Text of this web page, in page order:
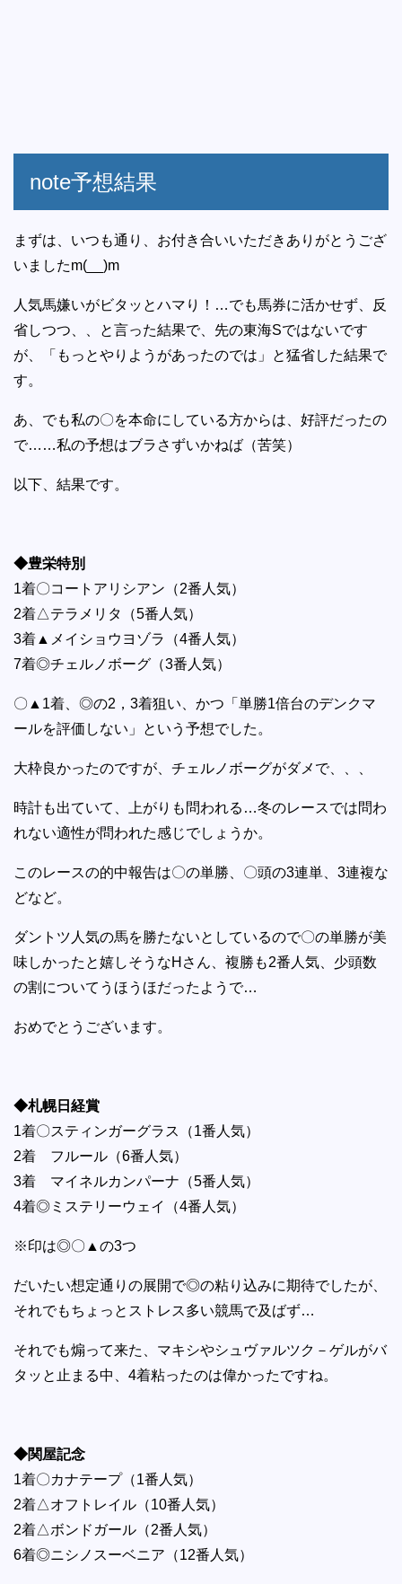
note予想結果
まずは、いつも通り、お付き合いいただきありがとうござ
いましたm(__)m
人気馬嫌いがビタッとハマり！…でも馬券に活かせず、反
省しつつ、、と言った結果で、先の東海Sではないです
が、「もっとやりようがあったのでは」と猛省した結果で
す。
あ、でも私の〇を本命にしている方からは、好評だったの
で……私の予想はブラさずいかねば（苦笑）
以下、結果です。
◆豊栄特別
1着〇コートアリシアン（2番人気）
2着△テラメリタ（5番人気）
3着▲メイショウヨゾラ（4番人気）
7着◎チェルノボーグ（3番人気）
〇▲1着、◎の2，3着狙い、かつ「単勝1倍台のデンクマ
ールを評価しない」という予想でした。
大枠良かったのですが、チェルノボーグがダメで、、、
時計も出ていて、上がりも問われる…冬のレースでは問わ
れない適性が問われた感じでしょうか。
このレースの的中報告は〇の単勝、〇頭の3連単、3連複な
どなど。
ダントツ人気の馬を勝たないとしているので〇の単勝が美
味しかったと嬉しそうなHさん、複勝も2番人気、少頭数
の割についてうほうほだったようで…
おめでとうございます。
◆札幌日経賞
1着〇スティンガーグラス（1番人気）
2着 フルール（6番人気）
3着 マイネルカンパーナ（5番人気）
4着◎ミステリーウェイ（4番人気）
※印は◎〇▲の3つ
だいたい想定通りの展開で◎の粘り込みに期待でしたが、
それでもちょっとストレス多い競馬で及ばず…
それでも煽って来た、マキシやシュヴァルツク－ゲルがバ
タッと止まる中、4着粘ったのは偉かったですね。
◆関屋記念
1着〇カナテープ（1番人気）
2着△オフトレイル（10番人気）
2着△ボンドガール（2番人気）
6着◎ニシノスーベニア（12番人気）